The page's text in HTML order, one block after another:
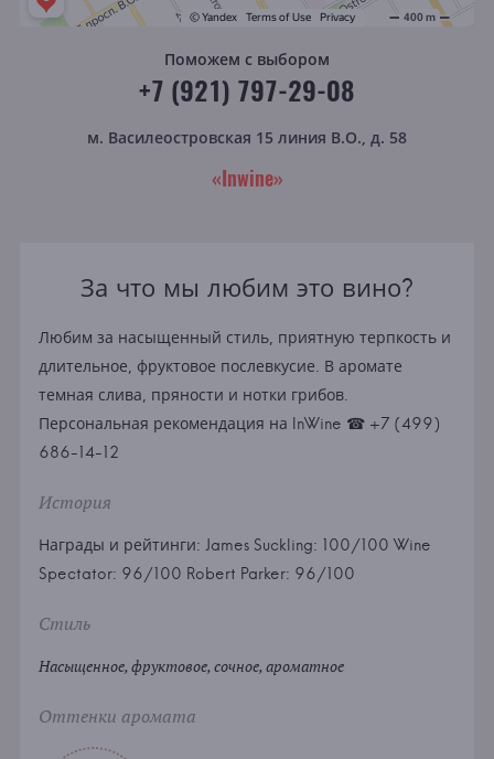
Поможем с выбором
+7 (921) 797-29-08
м. Василеостровская 15 линия В.О., д. 58
«Inwine»
За что мы любим это вино?
Любим за насыщенный стиль, приятную терпкость и
длительное, фруктовое послевкусие. В аромате
темная слива, пряности и нотки грибов.
Персональная рекомендация на InWine ☎ +7 (499)
686-14-12
История
Награды и рейтинги: James Suckling: 100/100 Wine
Spectator: 96/100 Robert Parker: 96/100
Стиль
Насыщенное, фруктовое, сочное, ароматное
Оттенки аромата